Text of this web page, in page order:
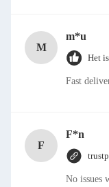
M
m*u
Het
Fast
F
F*n
No issues